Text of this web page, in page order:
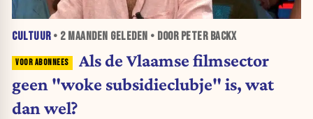
CULTUUR• 2 MAANDEN GELEDEN • DOOR PETER BACKX
Als de Vlaamse filmsector
geen "woke subsidieclubje" is, wat
dan wel?